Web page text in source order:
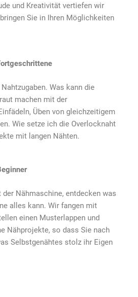
und Kreativität vertiefen wir
Sie in Ihren Möglichkeiten
Was kann die
machen mit der
Üben von gleichzeitigem
Wie setze ich die Overlocknaht
mit langen Nähten.
Nähmaschine, entdecken was
alles kann. Wir fangen mit
einen Musterlappen und
Nähprojekte, so dass Sie nach
Selbstgenähtes stolz ihr Eigen